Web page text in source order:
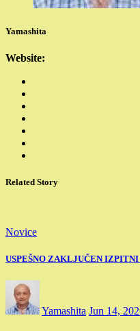
Yamashita
Website:
Related Story
Novice
USPEŠNO ZAKLJUČEN
Yamashita Jun 14,